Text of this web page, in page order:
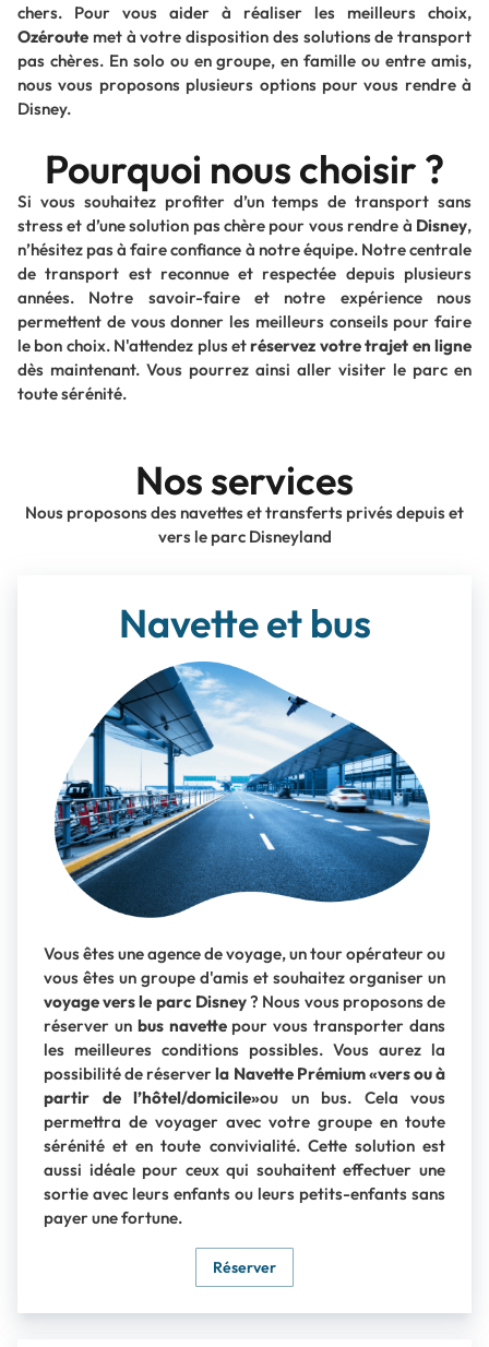
chers. Pour vous aider à réaliser les meilleurs choix,
Ozéroute met à votre disposition des solutions de transport
pas chères. En solo ou en groupe, en famille ou entre amis,
nous vous proposons plusieurs options pour vous rendre à
Disney.
Pourquoi nous choisir ?
Si vous souhaitez profiter d’un temps de transport sans
stress et d’une solution pas chère pour vous rendre à Disney,
n’hésitez pas à faire confiance à notre équipe. Notre centrale
de transport est reconnue et respectée depuis plusieurs
années. Notre savoir-faire et notre expérience nous
permettent de vous donner les meilleurs conseils pour faire
le bon choix. N'attendez plus etréservez votre trajet en ligne
dès maintenant. Vous pourrez ainsi aller visiter le parc en
toute sérénité.
Nos services
Nous proposons des navettes et transferts privés depuis et
vers le parc Disneyland
Navette et bus
Vous êtes une agence de voyage, un tour opérateur ou
vous êtes un groupe d'amis et souhaitez organiser un
voyage vers le parc Disney? Nous vous proposons de
réserver unbus navette pour vous transporter dans
les meilleures conditions possibles. Vous aurez la
possibilité de réserverla Navette Prémium vers ou à
partir de l’hôtel/domicile ou un bus. Cela vous
permettra de voyager avec votre groupe en toute
sérénité et en toute convivialité. Cette solution est
aussi idéale pour ceux qui souhaitent effectuer une
sortie avec leurs enfants ou leurs petits-enfants sans
payer une fortune.
Réserver